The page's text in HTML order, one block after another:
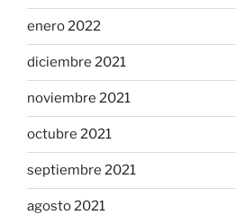
enero 2022
diciembre 2021
noviembre 2021
octubre 2021
septiembre 2021
agosto 2021